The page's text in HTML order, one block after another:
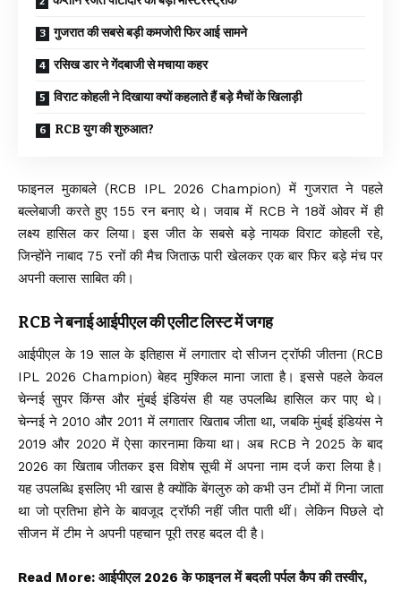
गुजरात की सबसे बड़ी कमजोरी फिर आई सामने
रसिख डार ने गेंदबाजी से मचाया कहर
विराट कोहली ने दिखाया क्यों कहलाते हैं बड़े मैचों के खिलाड़ी
RCB युग की शुरुआत?
फाइनल मुकाबले (RCB IPL 2026 Champion) में गुजरात ने पहले
बल्लेबाजी करते हुए 155 रन बनाए थे। जवाब में RCB ने 18वें ओवर में ही
लक्ष्य हासिल कर लिया। इस जीत के सबसे बड़े नायक विराट कोहली रहे,
जिन्होंने नाबाद 75 रनों की मैच जिताऊ पारी खेलकर एक बार फिर बड़े मंच पर
अपनी क्लास साबित की।
RCB ने बनाई आईपीएल की एलीट लिस्ट में जगह
आईपीएल के 19 साल के इतिहास में लगातार दो सीजन ट्रॉफी जीतना (RCB
IPL 2026 Champion) बेहद मुश्किल माना जाता है। इससे पहले केवल
चेन्नई सुपर किंग्स और मुंबई इंडियंस ही यह उपलब्धि हासिल कर पाए थे।
चेन्नई ने 2010 और 2011 में लगातार खिताब जीता था, जबकि मुंबई इंडियंस ने
2019 और 2020 में ऐसा कारनामा किया था। अब RCB ने 2025 के बाद
2026 का खिताब जीतकर इस विशेष सूची में अपना नाम दर्ज करा लिया है।
यह उपलब्धि इसलिए भी खास है क्योंकि बेंगलुरु को कभी उन टीमों में गिना जाता
था जो प्रतिभा होने के बावजूद ट्रॉफी नहीं जीत पाती थीं। लेकिन पिछले दो
सीजन में टीम ने अपनी पहचान पूरी तरह बदल दी है।
Read More: आईपीएल 2026 के फाइनल में बदली पर्पल कैप की तस्वीर,